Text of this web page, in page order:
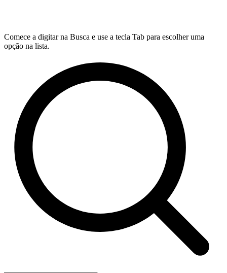
Comece a digitar na Busca e use a tecla Tab para escolher uma
opção na lista.